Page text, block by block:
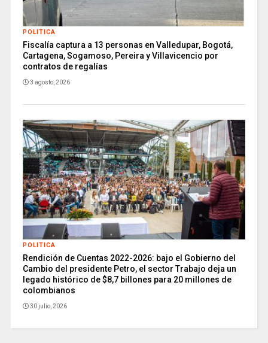
POLITICA
Fiscalía captura a 13 personas en Valledupar, Bogotá,
Cartagena, Sogamoso, Pereira y Villavicencio por
contratos de regalías
3 agosto, 2026
POLITICA
Rendición de Cuentas 2022-2026: bajo el Gobierno del
Cambio del presidente Petro, el sector Trabajo deja un
legado histórico de $8,7 billones para 20 millones de
colombianos
30 julio, 2026